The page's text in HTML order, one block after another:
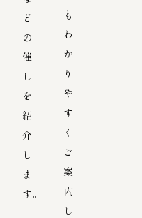
ど
の
催
し
を
紹
介
し
ま
す。
も
わ
か
り
や
す
く
ご
案
内
し